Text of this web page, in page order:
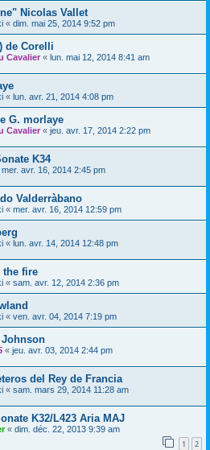
Nicolas Vallet
« dim. mai 25, 2014 9:52 pm
de Corelli
Cavalier « lun. mai 12, 2014 8:41 am
« lun. avr. 21, 2014 4:08 pm
G. morlaye
Cavalier « jeu. avr. 17, 2014 2:22 pm
K34
mer. avr. 16, 2014 2:45 pm
Valderràbano
« mer. avr. 16, 2014 12:59 pm
« lun. avr. 14, 2014 12:48 pm
the fire
« sam. avr. 12, 2014 2:36 pm
« ven. avr. 04, 2014 7:19 pm
« jeu. avr. 03, 2014 2:44 pm
del Rey de Francia
« sam. mars 29, 2014 11:28 am
K32/L423 Aria MAJ
« dim. déc. 22, 2013 9:39 am
1 2